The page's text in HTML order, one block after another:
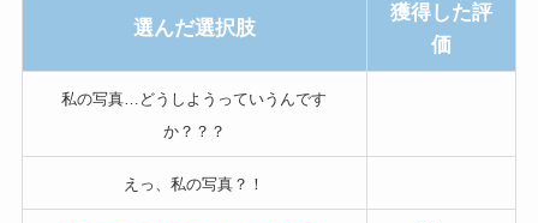
選んだ選択肢
獲得した評
価
私の写真…どうしようっていうんです
か？？？
えっ、私の写真？！